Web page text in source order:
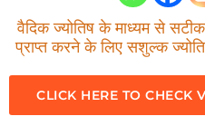
वैदिक ज्योतिष के माध्यम से
प्राप्त करने के लिए सशुल्क
CLICK HERE TO CHECK